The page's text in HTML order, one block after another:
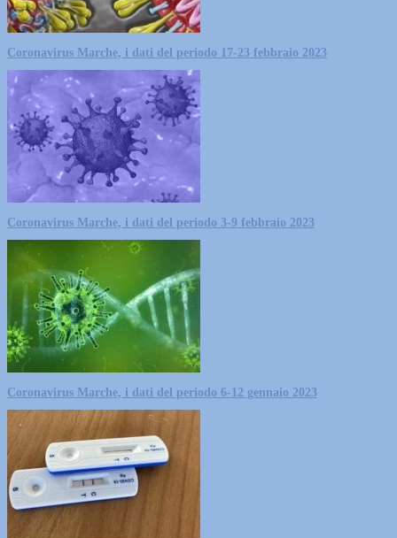
Coronavirus Marche, i dati del periodo 17-23 febbraio 2023
Coronavirus Marche, i dati del periodo 3-9 febbraio 2023
Coronavirus Marche, i dati del periodo 6-12 gennaio 2023